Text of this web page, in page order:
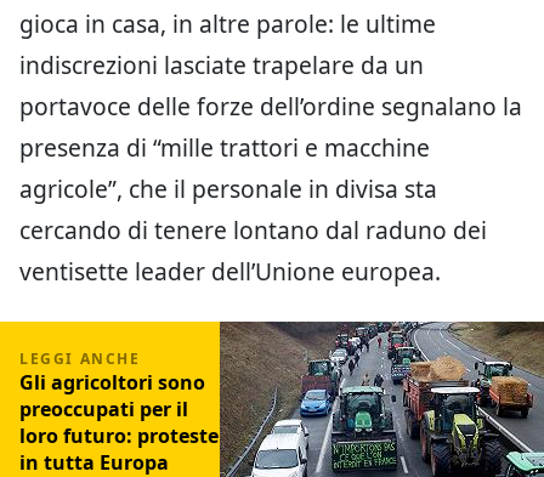
gioca in casa, in altre parole: le ultime
indiscrezioni lasciate trapelare da un
portavoce delle forze dell’ordine segnalano la
presenza di “mille trattori e macchine
agricole”, che il personale in divisa sta
cercando di tenere lontano dal raduno dei
ventisette leader dell’Unione europea.
Gli agricoltori sono
preoccupati per il
loro futuro: proteste
in tutta Europa